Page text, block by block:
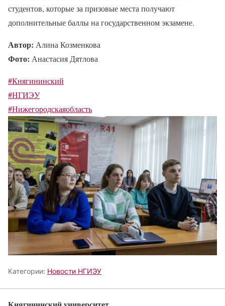
студентов, которые за призовые места получают
дополнительные баллы на государственном экзамене.
Автор: Алина Козменкова
Фото: Анастасия Дятлова
#Княгининский
#НГИЭУ
#Нижегородскаяобласть
Категории: Новости НГИЭУ